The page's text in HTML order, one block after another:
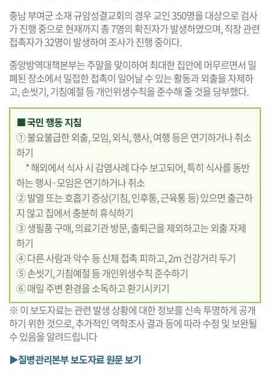
충남 부여군 소재 규암성결교회의 경우 교인 350명을 대상으로 검사
가 진행 중으로 현재까지 총 7명의 확진자가 발생하였으며, 직장 관련
접촉자가 32명이 발생하여 조사가 진행 중이다.
중앙방역대책본부는 주말을 맞이하여 최대한 집안에 머무르면서 밀
폐된 장소에서 밀접한 접촉이 일어날 수 있는 활동과 외출을 자제하
고, 손씻기, 기침예절 등 개인위생수칙을 준수해 줄 것을 당부했다.
■ 국민 행동 지침
① 불요불급한 외출, 모임, 외식, 행사, 여행 등은 연기하거나 취소
하기
* 해외에서 식사 시 감염사례 다수 보고되어, 특히 식사를 동반
하는 행사·모임은 연기하거나 취소
② 발열 또는 호흡기 증상(기침, 인후통, 근육통 등) 있으면 출근하
지 않고 집에서 충분히 휴식하기
③ 생필품 구매, 의료기관 방문, 출퇴근을 제외하고는 외출 자제
하기
④ 다른 사람과 악수 등 신체 접촉 피하고, 2m 건강거리 두기
⑤ 손씻기, 기침예절 등 개인위생수칙 준수하기
⑥ 매일 주변 환경을 소독하고 환기시키기
※ 이 보도자료는 관련 발생 상황에 대한 정보를 신속 투명하게 공개
하기 위한 것으로, 추가적인 역학조사 결과 등에 따라 수정 및 보완될
수 있음을 알려드립니다
▶질병관리본부 보도자료 원문 보기